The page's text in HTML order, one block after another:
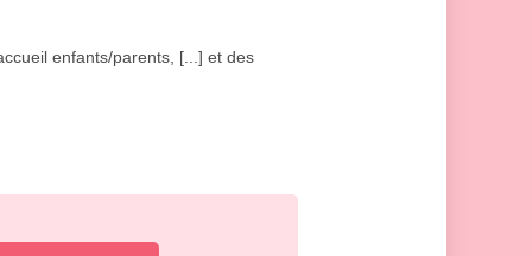
enfants/parents, [...] et des